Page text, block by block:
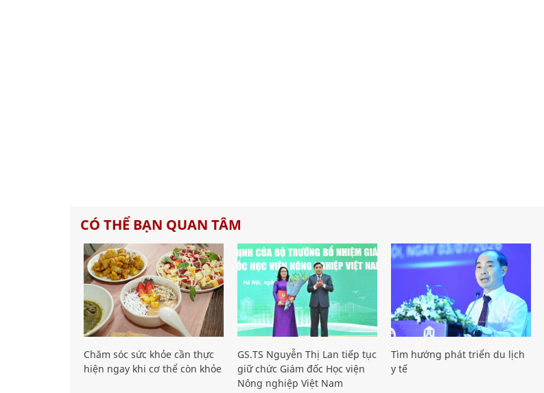
CÓ THỂ BẠN QUAN TÂM
Chăm sóc sức khỏe cần thực
hiện ngay khi cơ thể còn khỏe
GS.TS Nguyễn Thị Lan tiếp tục
giữ chức Giám đốc Học viện
Nông nghiệp Việt Nam
Tìm hướng phát triển du lịch
y tế